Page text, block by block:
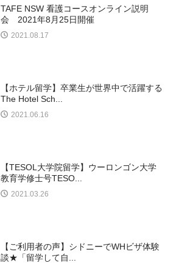
TAFE NSW 看護コースオンライン説明
会 2021年8月25日開催
2021.08.17
【ホテル留学】卒業生が世界中で活躍する
The Hotel Sch...
2021.06.16
【TESOL大学院留学】ウーロンゴン大学
教育学修士号TESO...
2021.03.26
【ご利用者の声】シドニーでWHビザ体験
談★「留学して自...